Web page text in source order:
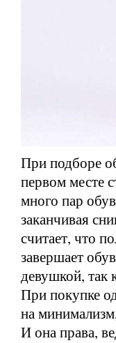
При подборе
первом месте
много пар
заканчивая
считает, что
завершает
девушкой, так
При покупке
на
И она права,